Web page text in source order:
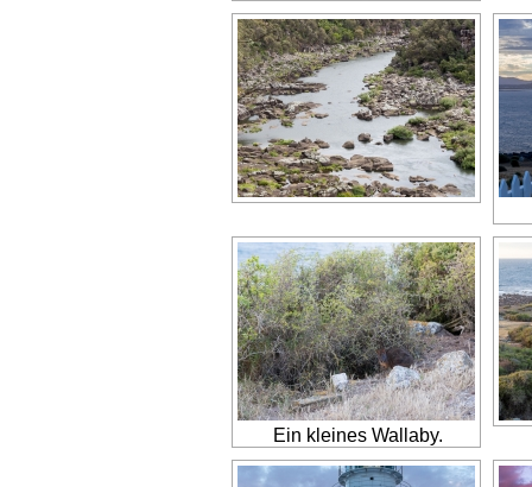
Ein kleines Wallaby.